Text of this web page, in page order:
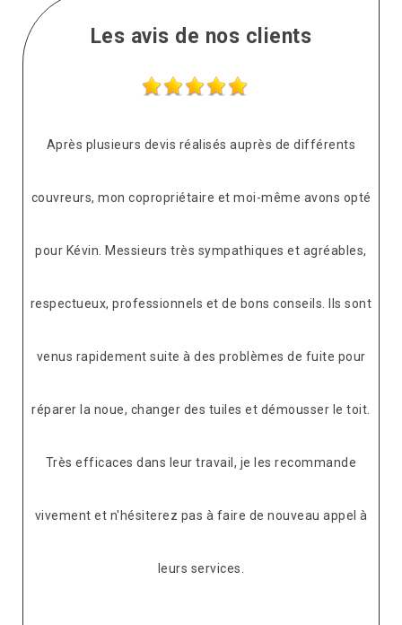
Les avis de nos clients
Après plusieurs devis réalisés auprès de différents
couvreurs, mon copropriétaire et moi-même avons opté
pour Kévin. Messieurs très sympathiques et agréables,
respectueux, professionnels et de bons conseils. Ils sont
venus rapidement suite à des problèmes de fuite pour
réparer la noue, changer des tuiles et démousser le toit.
Très efficaces dans leur travail, je les recommande
vivement et n'hésiterez pas à faire de nouveau appel à
leurs services.